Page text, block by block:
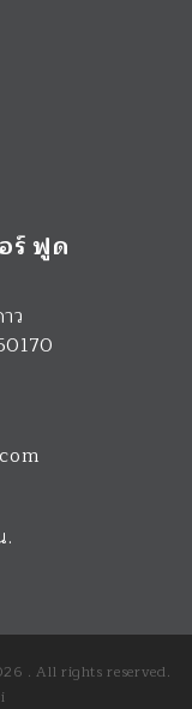
ร์ ฟูด
ว
.
. All rights reserved.